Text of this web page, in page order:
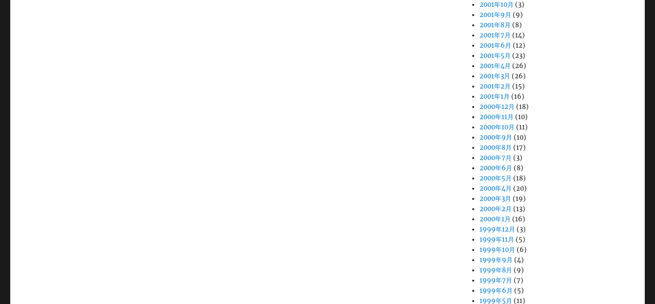
2001年10月 (3)
2001年9月 (9)
2001年8月 (8)
2001年7月 (14)
2001年6月 (12)
2001年5月 (23)
2001年4月 (26)
2001年3月 (26)
2001年2月 (15)
2001年1月 (16)
2000年12月 (18)
2000年11月 (10)
2000年10月 (11)
2000年9月 (10)
2000年8月 (17)
2000年7月 (3)
2000年6月 (8)
2000年5月 (18)
2000年4月 (20)
2000年3月 (19)
2000年2月 (13)
2000年1月 (16)
1999年12月 (3)
1999年11月 (5)
1999年10月 (6)
1999年9月 (4)
1999年8月 (9)
1999年7月 (7)
1999年6月 (5)
1999年5月 (11)